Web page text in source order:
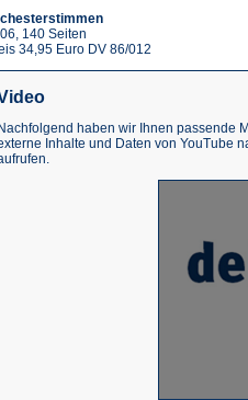
140 Seiten
34,95 Euro DV 86/012
Nachfolgend haben wir Ihnen passende
Inhalte und Daten von YouTube